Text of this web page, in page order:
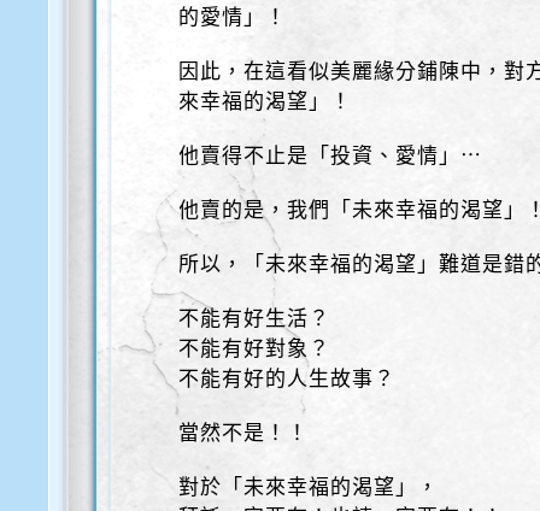
的愛情」！
因此，在這看似美麗緣分鋪陳中，對
來幸福的渴望」！
他賣得不止是「投資、愛情」⋯
他賣的是，我們「未來幸福的渴望」
所以，「未來幸福的渴望」難道是錯
不能有好生活？
不能有好對象？
不能有好的人生故事？
當然不是！！
對於「未來幸福的渴望」，